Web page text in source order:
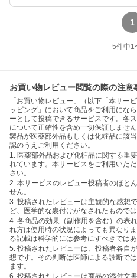
1
5件中1
お買い物レビュー閲覧の際の注意
「お買い物レビュー」（以下「本サー
ッピング」において商品をご利用にな
ーとして投稿できるサービスです。各
について正確性を含め一切保証しませ
製品が医薬部外品もしくは化粧品に該
認のうえご利用ください。
1. 医薬部外品および化粧品に関する重
れています。本サービスをご利用いた
さい。
2. 本サービスのレビュー投稿者のほと
せん。
3. 投稿されたレビューは主観的な感想
ど、医学的な裏付けがなされたものでは
4. 各商品の効果（副作用を含む）の表
れ方は使用時の状況によっても異なり
る記載は科学的には参考にすべきではあ
5. 投稿されたレビューは、投稿者各自
想です。その判断は医師による診断で
ます。
6. 投稿されたレビューは商品の添付文